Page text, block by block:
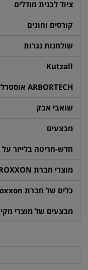
ציוד לבנית מודלים
קורסים וחוגים
שולחנות נגרות
Kutzall
ARBORTECH אוסטרליה
שואבי אבק
מבצעים
חדש-חריטה בלייזר על
מוצרי חברת PROXXON-גרמניה
כלים של חברת Proxxon -גרמניה
מבצעים של מוצרי